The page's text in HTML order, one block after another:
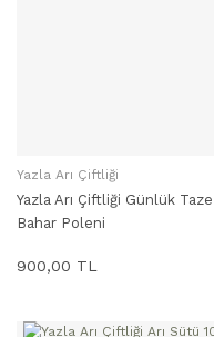
SEPETE EKLE
Yazla Arı Çiftliği
Yazla Arı Çiftliği Günlük Taze
Bahar Poleni
900,00 TL